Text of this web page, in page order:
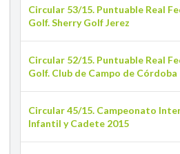
Circular 53/15. Puntuable Real
Golf. Sherry Golf Jerez
Circular 52/15. Puntuable Real
Golf. Club de Campo de Córdoba
Circular 45/15. Campeonato
Infantil y Cadete 2015